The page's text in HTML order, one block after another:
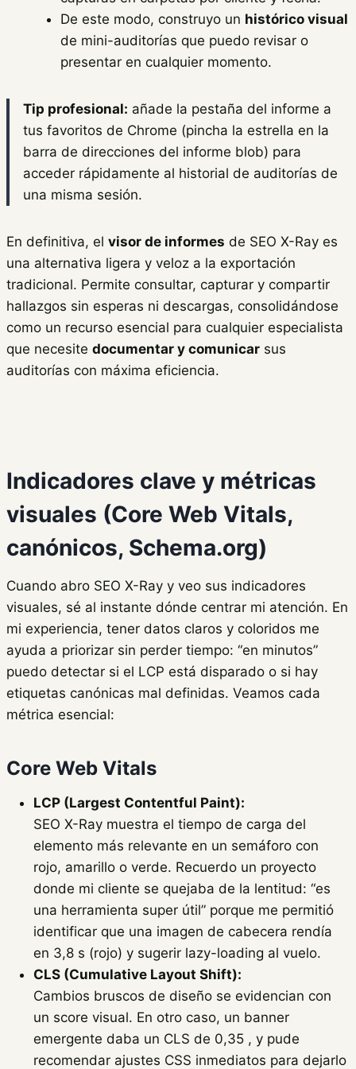
De este modo, construyo un histórico visual
de mini-auditorías que puedo revisar o
presentar en cualquier momento.
Tip profesional: añade la pestaña del informe a
tus favoritos de Chrome (pincha la estrella en la
barra de direcciones del informe blob) para
acceder rápidamente al historial de auditorías de
una misma sesión.
En definitiva, el visor de informes de SEO X-Ray es
una alternativa ligera y veloz a la exportación
tradicional. Permite consultar, capturar y compartir
hallazgos sin esperas ni descargas, consolidándose
como un recurso esencial para cualquier especialista
que necesite documentar y comunicar sus
auditorías con máxima eficiencia.
Indicadores clave y métricas
visuales (Core Web Vitals,
canónicos, Schema.org)
Cuando abro SEO X-Ray y veo sus indicadores
visuales, sé al instante dónde centrar mi atención. En
mi experiencia, tener datos claros y coloridos me
ayuda a priorizar sin perder tiempo: “en minutos”
puedo detectar si el LCP está disparado o si hay
etiquetas canónicas mal definidas. Veamos cada
métrica esencial:
Core Web Vitals
LCP (Largest Contentful Paint):
SEO X-Ray muestra el tiempo de carga del
elemento más relevante en un semáforo con
rojo, amarillo o verde. Recuerdo un proyecto
donde mi cliente se quejaba de la lentitud: “es
una herramienta super útil” porque me permitió
identificar que una imagen de cabecera rendía
en 3,8 s (rojo) y sugerir lazy-loading al vuelo.
CLS (Cumulative Layout Shift):
Cambios bruscos de diseño se evidencian con
un score visual. En otro caso, un banner
emergente daba un CLS de 0,35 , y pude
recomendar ajustes CSS inmediatos para dejarlo